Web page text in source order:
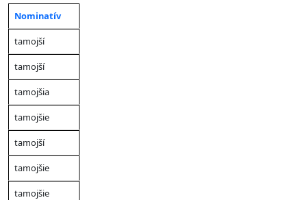
Pád
Mužský
rod
(životný)
Nominatív
tamojší
tamojší
tamojšia
tamojšie
tamojší
tamojšie
tamojšie